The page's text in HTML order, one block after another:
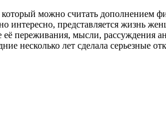
можно считать дополнением
интересно, представляется жизнь
переживания, мысли, рассуждения
несколько лет сделала серьезные